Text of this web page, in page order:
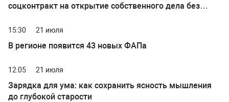
соцконтракт на открытие собственного дела без
15:30 21 июля
В регионе появится 43 новых ФАПа
12:05 21 июля
Зарядка для ума: как сохранить ясность мышления
до глубокой старости